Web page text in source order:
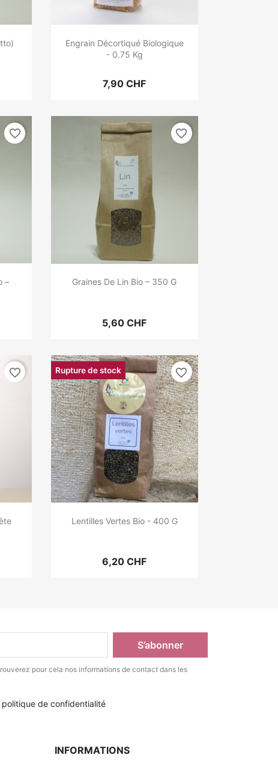
Engrain Décortiqué Biologique
- 0.75 Kg
7,90 CHF
–
favorite_border
Graines De Lin Bio – 350 G
5,60 CHF
favorite_border
favorite_border
Lentilles Vertes Bio - 400 G
6,20 CHF
Rupture de stock favorite_border
pour cela nos informations de contact dans les
de confidentialité
INFORMATIONS